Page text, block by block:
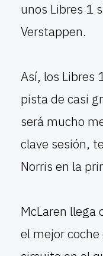
unos Libres 1
Verstappen.
Así, los Libres
pista de casi
será mucho
clave sesión,
Norris en la
McLaren llega
el mejor